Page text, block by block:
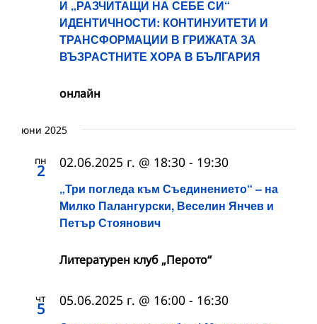
И „РАЗЧИТАЩИ НА СЕБЕ СИ“
ИДЕНТИЧНОСТИ: КОНТИНУИТЕТИ И
ТРАНСФОРМАЦИИ В ГРИЖАТА ЗА
ВЪЗРАСТНИТЕ ХОРА В БЪЛГАРИЯ
онлайн
юни 2025
пн
2
„Три погледа към Съединението“ – на
Милко Палангурски, Веселин Янчев и
Петър Стоянович
02.06.2025 г. @ 18:30 - 19:30
Литературен клуб „Перото“
чт
5 05.06.2025 г. @ 16:00 - 16:30